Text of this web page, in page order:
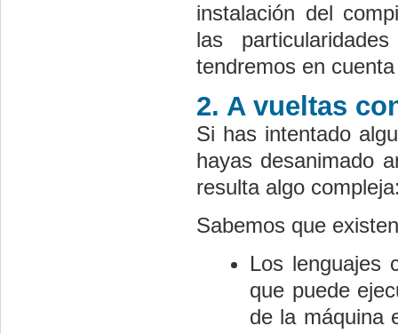
instalación del
las
tendremos en
2. A vueltas
Si has intentado
hayas desanimado
resulta algo
Sabemos que
Los lenguajes
que puede
de la máquina